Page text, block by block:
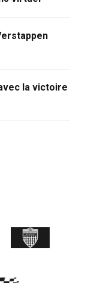
la victoire